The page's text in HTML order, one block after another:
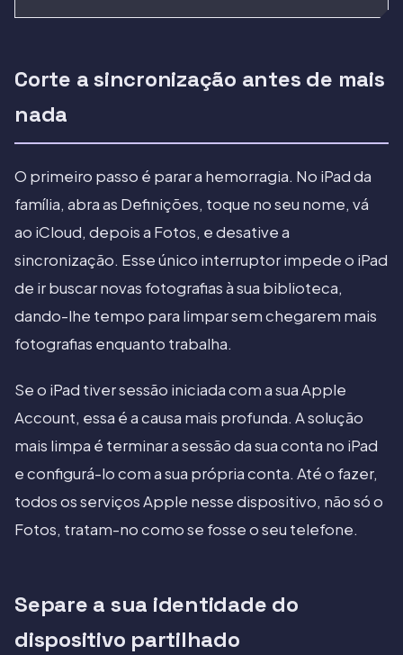
Corte a sincronização antes de mais
nada
O primeiro passo é parar a hemorragia. No iPad da
família, abra as Definições, toque no seu nome, vá
ao iCloud, depois a Fotos, e desative a
sincronização. Esse único interruptor impede o iPad
de ir buscar novas fotografias à sua biblioteca,
dando-lhe tempo para limpar sem chegarem mais
fotografias enquanto trabalha.
Se o iPad tiver sessão iniciada com a sua Apple
Account, essa é a causa mais profunda. A solução
mais limpa é terminar a sessão da sua conta no iPad
e configurá-lo com a sua própria conta. Até o fazer,
todos os serviços Apple nesse dispositivo, não só o
Fotos, tratam-no como se fosse o seu telefone.
Separe a sua identidade do
dispositivo partilhado